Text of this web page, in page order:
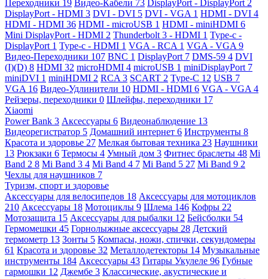
Переходники 19 Видео-Кабели 73 DisplayPort - DisplayPort 2
DisplayPort - HDMI 3 DVI - DVI 5 DVI - VGA 1 HDMI - DVI 4
HDMI - HDMI 36 HDMI - microUSB 1 HDMI - miniHDMI 6
Mini DisplayPort - HDMI 2 Thunderbolt 3 - HDMI 1 Type-c -
DisplayPort 1 Type-c - HDMI 1 VGA - RCA 1 VGA - VGA 9
Видео-Переходники 107 BNC 1 DisplayPort 7 DMS-59 4 DVI
(I)(D) 8 HDMI 32 microHDMI 4 microUSB 1 miniDisplayPort 7
miniDVI 1 miniHDMI 2 RCA 3 SCART 2 Type-C 12 USB 7
VGA 16 Видео-Удлинители 10 HDMI - HDMI 6 VGA - VGA 4
Рейзеры, переходники 0 Шлейфы, переходники 17
Xiaomi
Power Bank 3 Аксессуары 6 Видеонаблюдение 13
Видеорегистратор 5 Домашний интернет 6 Инструменты 8
Красота и здоровье 27 Мелкая бытовая техника 23 Наушники
13 Рюкзаки 6 Термосы 4 Умный дом 3 Фитнес браслеты 48 Mi
Band 2 8 Mi Band 3 4 Mi Band 4 7 Mi Band 5 27 Mi Band 9 2
Чехлы для наушников 7
Туризм, спорт и здоровье
Аксессуары для велосипедов 18 Аксессуары для мотоциклов
210 Аксессуары 18 Мотоциклы 9 Шлема 146 Кофры 22
Мотозащита 15 Аксессуары для рыбалки 12 Бейсболки 54
Гермомешки 45 Горнолыжные аксессуары 28 Детский
термометр 13 Зонты 5 Компасы, ножи, спички, секундомеры
61 Красота и здоровье 32 Металлодетекторы 14 Музыкальные
инструменты 184 Аксессуары 43 Гитары Укулеле 96 Губные
гармошки 12 Джембе 3 Классические, акустические и